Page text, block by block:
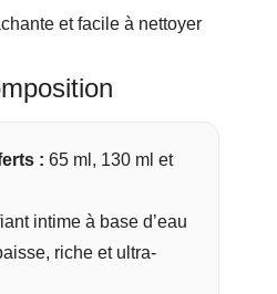
et facile à nettoyer
: 65 ml, 130 ml et
intime à base d’eau
riche et ultra-